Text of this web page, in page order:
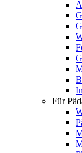
Für